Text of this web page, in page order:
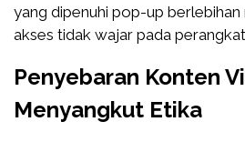
yang dipenuhi pop-up berlebihan
akses tidak wajar pada
Penyebaran Konten
Menyangkut Etika